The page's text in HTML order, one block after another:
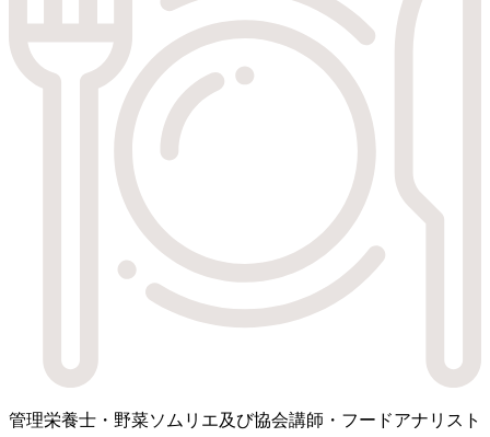
管理栄養士・野菜ソムリエ及び協会講師・フードアナリスト